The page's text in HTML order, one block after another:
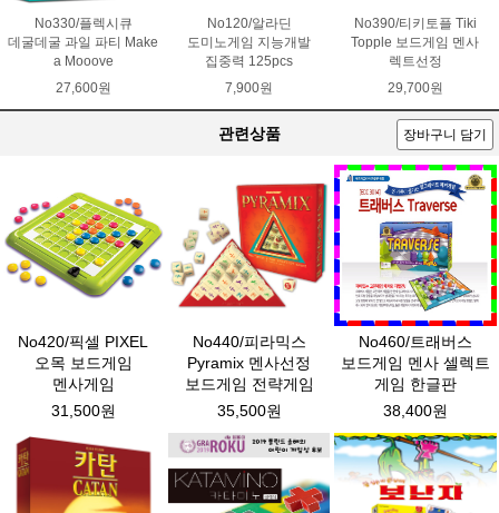
No330/플렉시큐
데굴데굴 과일 파티 Make
a Mooove
27,600원
No120/알라딘
도미노게임 지능개발
집중력 125pcs
7,900원
No390/티키토플 Tiki
Topple 보드게임 멘사
렉트선정
29,700원
관련상품 장바구니 담기
No420/픽셀 PIXEL
오목 보드게임
멘사게임
31,500원
No440/피라믹스
Pyramix 멘사선정
보드게임 전략게임
35,500원
No460/트래버스
보드게임 멘사 셀렉트
게임 한글판
38,400원